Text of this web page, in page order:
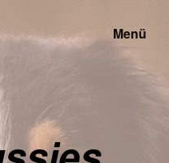
Menü